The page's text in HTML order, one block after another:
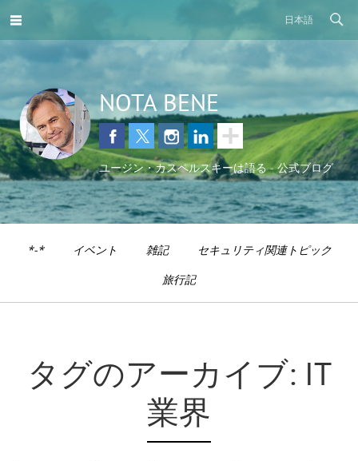
日本語
NOTA BENE
ユージン・カスペルスキーは語る - 公式ブログ
*-* イベント 雑記
セキュリティ関連トピック
旅行記
タグのアーカイブ: IT
業界